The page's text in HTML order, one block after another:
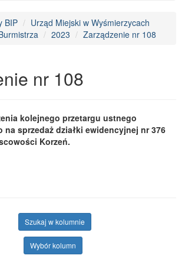
BIP
Urząd Miejski w Wyśmierzycach
2023 Zarządzenie nr 108
nr 108
kolejnego przetargu ustnego
sprzedaż działki ewidencyjnej nr 376
Korzeń.
Szukaj w kolumnie
Wybór kolumn